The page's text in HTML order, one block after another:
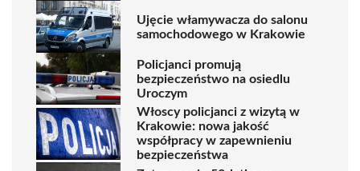
Ujęcie włamywacza do salonu
samochodowego w Krakowie
Policjanci promują
bezpieczeństwo na osiedlu
Uroczym
Włoscy policjanci z wizytą w
Krakowie: nowa jakość
współpracy w zapewnieniu
bezpieczeństwa